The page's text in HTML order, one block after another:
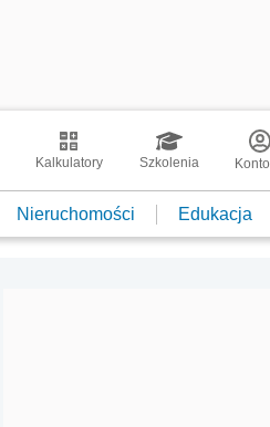
Kalkulatory Szkolenia Konto
Nieruchomości Edukacja